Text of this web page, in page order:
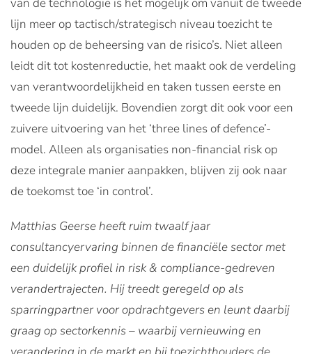
lijn meer op tactisch/strategisch niveau toezicht te
houden op de beheersing van de risico’s. Niet alleen
leidt dit tot kostenreductie, het maakt ook de verdeling
van verantwoordelijkheid en taken tussen eerste en
tweede lijn duidelijk. Bovendien zorgt dit ook voor een
zuivere uitvoering van het ‘three lines of defence’-
model. Alleen als organisaties non-financial risk op
deze integrale manier aanpakken, blijven zij ook naar
de toekomst toe ‘in control’.
Matthias Geerse heeft ruim twaalf jaar
consultancyervaring binnen de financiële sector met
een duidelijk profiel in risk & compliance-gedreven
verandertrajecten. Hij treedt geregeld op als
sparringpartner voor opdrachtgevers en leunt daarbij
graag op sectorkennis – waarbij vernieuwing en